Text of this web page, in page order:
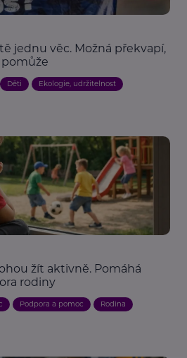
jednu věc. Možná překvapí,
Děti Ekologie, udržitelnost
žít aktivně. Pomáhá
rodiny
Podpora a pomoc Rodina